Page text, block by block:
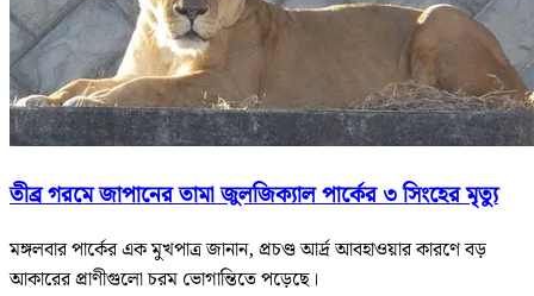
তীব্র গরমে জাপানের তামা জুলজিক্যাল পার্কের ৩ সিংহের মৃত্যু
মঙ্গলবার পার্কের এক মুখপাত্র জানান, প্রচণ্ড আর্দ্র আবহাওয়ার কারণে বড়
আকারের প্রাণীগুলো চরম ভোগান্তিতে পড়েছে।